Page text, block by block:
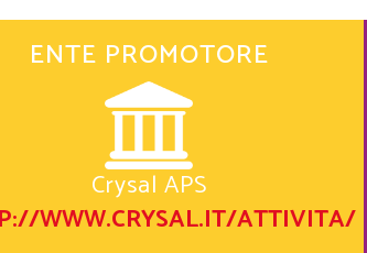
ENTE PROMOTORE
Crysal APS
WWW.CRYSAL.IT/ATTIVITA/